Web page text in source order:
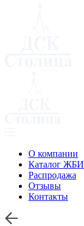
О компании
Каталог ЖБИ
Распродажа
Отзывы
Контакты